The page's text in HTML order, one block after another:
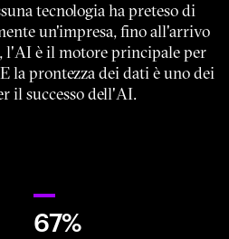
tecnologia ha preteso di
un'impresa, fino all'arrivo
l'AI è il motore principale per
la prontezza dei dati è uno dei
il successo dell'AI.
67%